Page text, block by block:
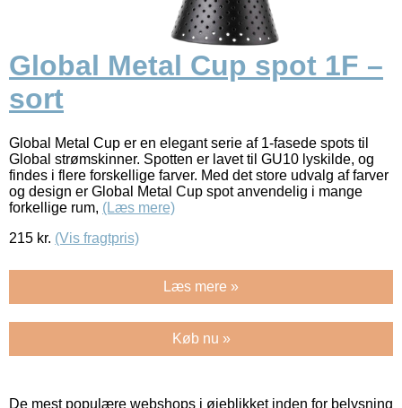
Global Metal Cup spot 1F –
sort
Global Metal Cup er en elegant serie af 1-fasede spots til
Global strømskinner. Spotten er lavet til GU10 lyskilde, og
findes i flere forskellige farver. Med det store udvalg af farver
og design er Global Metal Cup spot anvendelig i mange
forkellige rum, (Læs mere)
215 kr. (Vis fragtpris)
Læs mere »
Køb nu »
De mest populære webshops i øjeblikket inden for belysning